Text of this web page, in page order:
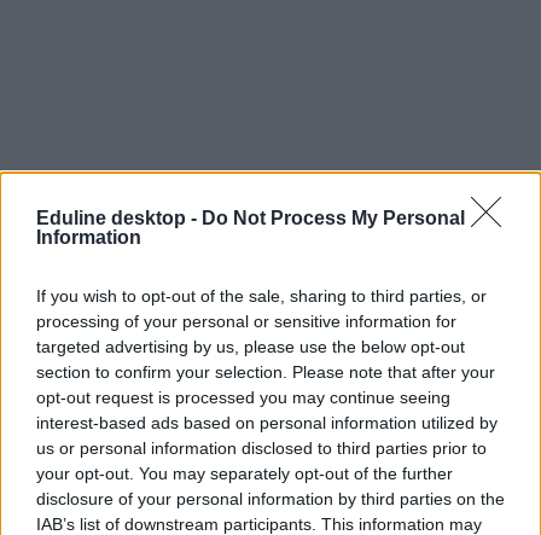
Eduline desktop - Do Not Process My Personal
Information
If you wish to opt-out of the sale, sharing to third parties, or
processing of your personal or sensitive information for
targeted advertising by us, please use the below opt-out
section to confirm your selection. Please note that after your
opt-out request is processed you may continue seeing
interest-based ads based on personal information utilized by
us or personal information disclosed to third parties prior to
your opt-out. You may separately opt-out of the further
disclosure of your personal information by third parties on the
IAB’s list of downstream participants. This information may